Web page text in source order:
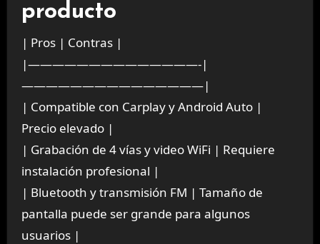
producto
| Pros | Contras |
|——————————————-|
———————————————|
| Compatible con Carplay y Android Auto |
Precio elevado |
| Grabación de 4 vías y video WiFi | Requiere
instalación profesional |
| Bluetooth y transmisión FM | Tamaño de
pantalla puede ser grande para algunos
usuarios |